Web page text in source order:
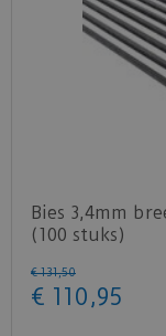
Bies 3,4mm
(100 stuks)
€ 131,50
€ 110 ,95